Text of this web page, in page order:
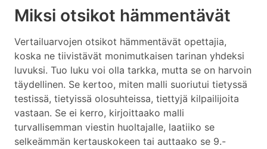
Miksi otsikot hämmentävät
Vertailuarvojen otsikot hämmentävät opettajia,
koska ne tiivistävät monimutkaisen tarinan yhdeksi
luvuksi. Tuo luku voi olla tarkka, mutta se on harvoin
täydellinen. Se kertoo, miten malli suoriutui tietyssä
testissä, tietyissä olosuhteissa, tiettyjä kilpailijoita
vastaan. Se ei kerro, kirjoittaako malli
turvallisemman viestin huoltajalle, laatiiko se
selkeämmän kertauskokeen tai auttaako se 9.-